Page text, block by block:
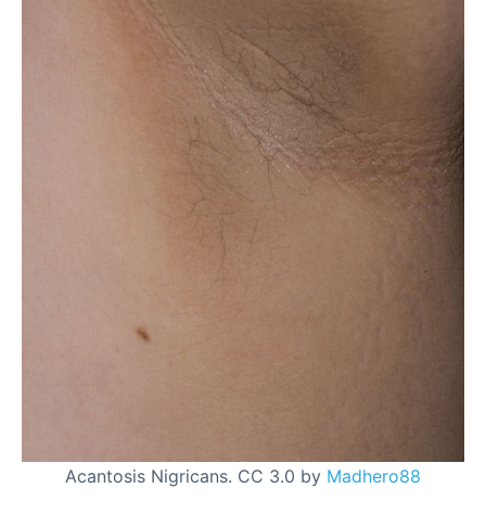
Acantosis Nigricans. CC 3.0 by Madhero88